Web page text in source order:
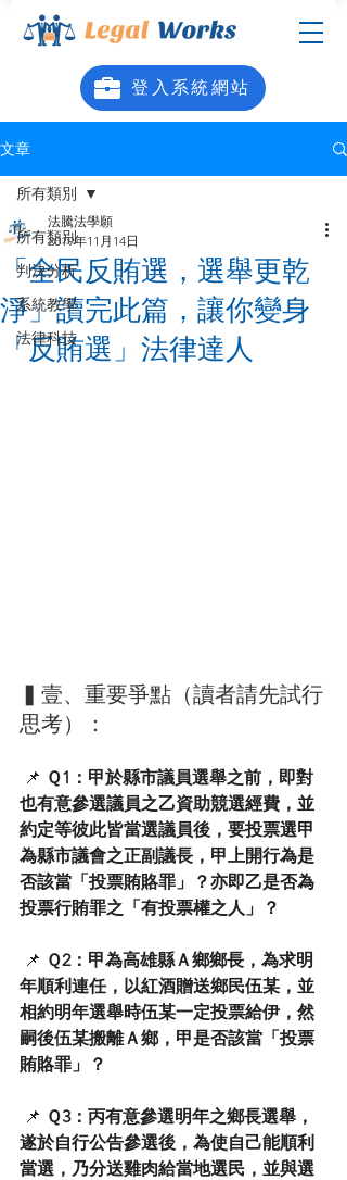
登入系統網站
文章
所有類別
判決分析
系統教學
法律科技
所有類別
「全民反賄選，選舉更乾
淨」讀完此篇，讓你變身
「反賄選」法律達人
法騰法學願
2019年11月14日
▍壹、重要爭點（讀者請先試行
思考）：
📌 Ｑ1：甲於縣市議員選舉之前，即對
也有意參選議員之乙資助競選經費，並
約定等彼此皆當選議員後，要投票選甲
為縣市議會之正副議長，甲上開行為是
否該當「投票賄賂罪」？亦即乙是否為
投票行賄罪之「有投票權之人」？
📌 Ｑ2：甲為高雄縣Ａ鄉鄉長，為求明
年順利連任，以紅酒贈送鄉民伍某，並
相約明年選舉時伍某一定投票給伊，然
嗣後伍某搬離Ａ鄉，甲是否該當「投票
賄賂罪」？
📌 Ｑ3：丙有意參選明年之鄉長選舉，
遂於自行公告參選後，為使自己能順利
當選，乃分送雞肉給當地選民，並與選